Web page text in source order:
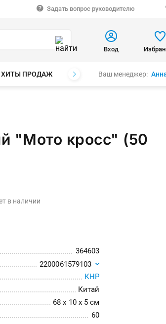
Задать вопрос руководителю
Вход
ХИТЫ ПРОДАЖ БРЕНДЫВаш менеджер:
"Мото кросс" (50
в наличии
364603
2200061579103
КНР
Китай
68 x 10 x 5 см
60